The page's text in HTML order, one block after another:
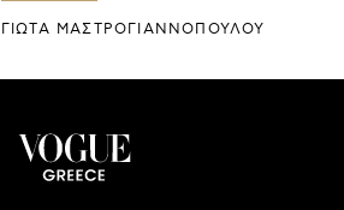
ΓΙΩΤΑ ΜΑΣΤΡΟΓΙΑΝΝΟΠΟΥΛΟΥ